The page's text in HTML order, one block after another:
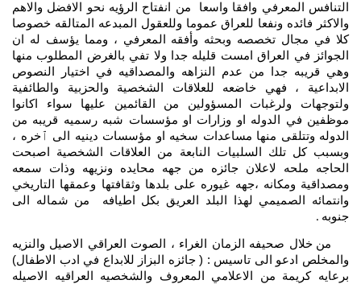
التنافس المعرفي وافقا واسعا من انفتاح الرؤيه نحو الافضل والاهم
والاكثر فائده ونفعا للعراق عموما وللعقول المبدعه المتالقه خصوصا
كلا في مجال تخصصه وبحثه وأفقه المعرفي ، ومما يؤسف له ان
الجوائز في العراق امست قليله جدا ولا تفي بالغرض المطلوب منها
وهي قريبه جدا من عدم النزاهه والمصداقيه في اختيار النصوص
الابداعية ، فهي خاضعه للعلاقات الشخصية والحزبية والطائفية
ولتوجهات ولرغبات المسؤولين من القائمين عليها سواء اكانوا
موظفين في الدوله او وزارات او مؤسسات شبه رسميه قريبه من
الدوله وتتلقى منها مساعدات سخيه او مؤسسات دينيه الى ٱخره ،
وبسبب كل تلك السلبيات النابعة من العلاقات الشخصية اصبحت
الحاجه ملحه لاعلان جائزه من جهه محايده ونزيهه وذات سمعه
ومصداقية ومكانه ،جهه غيوره على بلدها وثقافتها وعمقها التاريخي
وانتمائه الصميمي لهذا البلد العريق بكل اطيافه من شماله الى
جنوبه .
من خلال صحيفه الزمان الغراء ، الصوت العراقي الاصيل والنزيه
والمخلص ادعو الى تاسيس : ( جائزه البزاز للابداع في ادب الاطفال)
برعايه كريمة من الاعلامي المعروف والشخصيه العراقيه الاصيله